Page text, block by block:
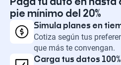
pie mínimo del 20%
Simula planes en
Cotiza según tus
que más te convengan.
Carga tus datos